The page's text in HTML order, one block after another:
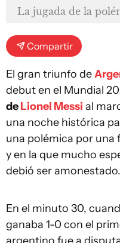
La jugada de la
Compartir
El gran triunfo de
debut en el Mundial
deLionel Messi al
una noche histórica
una polémica por una
y en la que mucho
debió ser amonestado.
En el minuto 30,
ganaba 1-0 con el
argentino fue a